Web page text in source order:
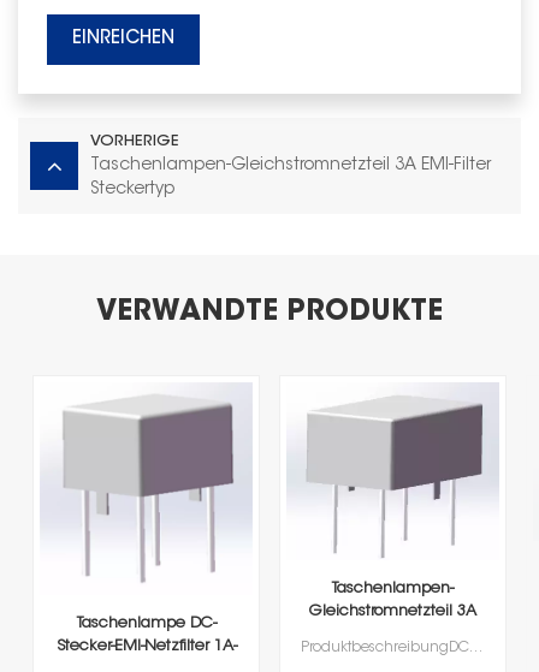
EINREICHEN
VORHERIGE
Taschenlampen-Gleichstromnetzteil 3A EMI-Filter
Steckertyp
VERWANDTE PRODUKTE
Taschenlampe DC-
Stecker-EMI-Netzfilter 1A-
Taschenlampen-
Gleichstromnetzteil 3A
ProduktbeschreibungDC-Steck-EMI-Netzfilter-Serie